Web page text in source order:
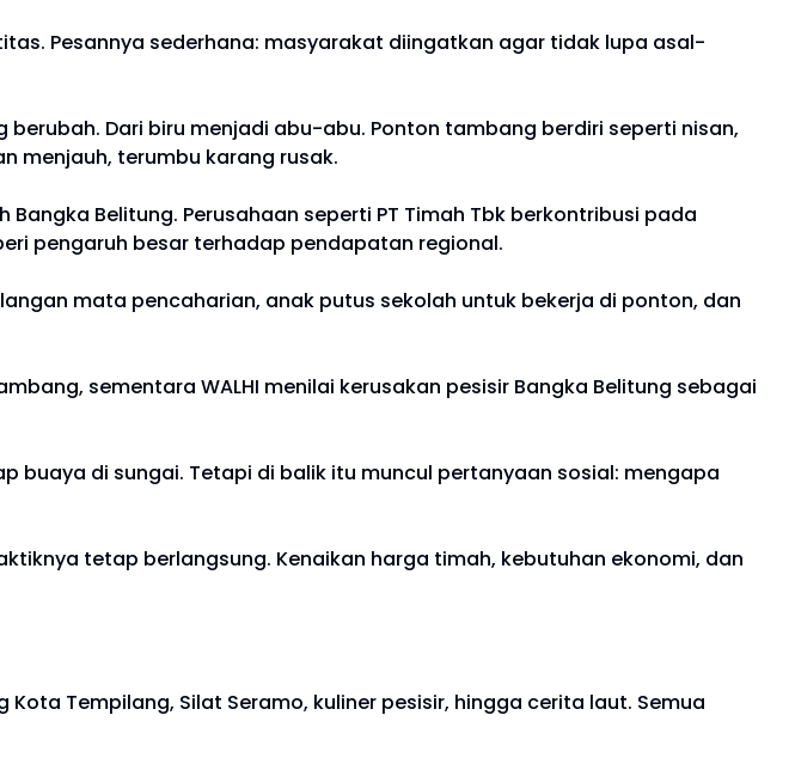
Pesannya sederhana: masyarakat diingatkan agar tidak lupa asal-
Dari biru menjadi abu-abu. Ponton tambang berdiri seperti nisan,
menjauh, terumbu karang rusak.
Belitung. Perusahaan seperti PT Timah Tbk berkontribusi pada
pengaruh besar terhadap pendapatan regional.
mata pencaharian, anak putus sekolah untuk bekerja di ponton, dan
sementara WALHI menilai kerusakan pesisir Bangka Belitung sebagai
buaya di sungai. Tetapi di balik itu muncul pertanyaan sosial: mengapa
tetap berlangsung. Kenaikan harga timah, kebutuhan ekonomi, dan
Tempilang, Silat Seramo, kuliner pesisir, hingga cerita laut. Semua